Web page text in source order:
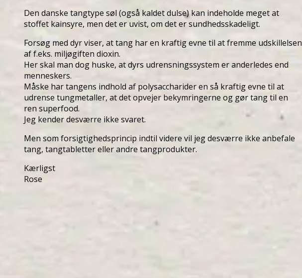
Den danske tangtype søl (også kaldet dulse) kan indeholde meget at
stoffet kainsyre, men det er uvist, om det er sundhedsskadeligt.
Forsøg med dyr viser, at tang har en kraftig evne til at fremme udskillelsen
af f.eks. miljøgiften dioxin.
Her skal man dog huske, at dyrs udrensningssystem er anderledes end
menneskers.
Måske har tangens indhold af polysaccharider en så kraftig evne til at
udrense tungmetaller, at det opvejer bekymringerne og gør tang til en
ren superfood.
Jeg kender desværre ikke svaret.
Men som forsigtighedsprincip indtil videre vil jeg desværre ikke anbefale
tang, tangtabletter eller andre tangprodukter.
Kærligst
Rose